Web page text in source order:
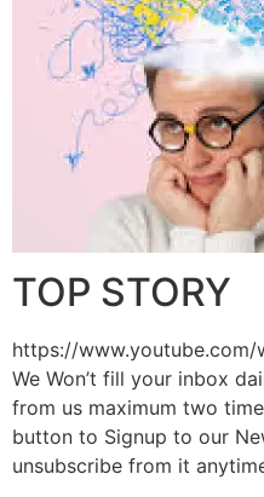
TOP STORY
https://www.youtube.com/
We Won’t fill your inbox
from us maximum two
button to Signup to our
unsubscribe from it